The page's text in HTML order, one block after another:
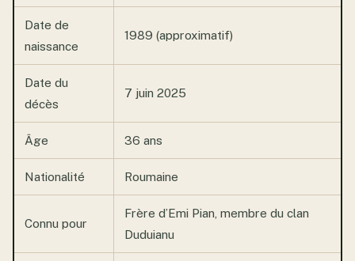
Date de
naissance
1989 (approximatif)
Date du
décès
7 juin 2025
Âge 36 ans
Nationalité Roumaine
Connu pour
Frère d’Emi Pian, membre du clan
Duduianu